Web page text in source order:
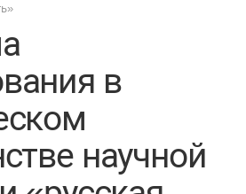
в
научной